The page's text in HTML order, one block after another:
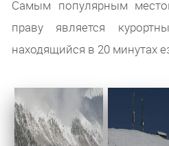
Самым популярным
праву является
находящийся в 20 минутах